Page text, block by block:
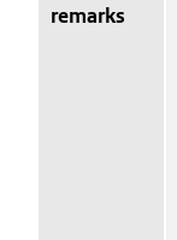
remarks